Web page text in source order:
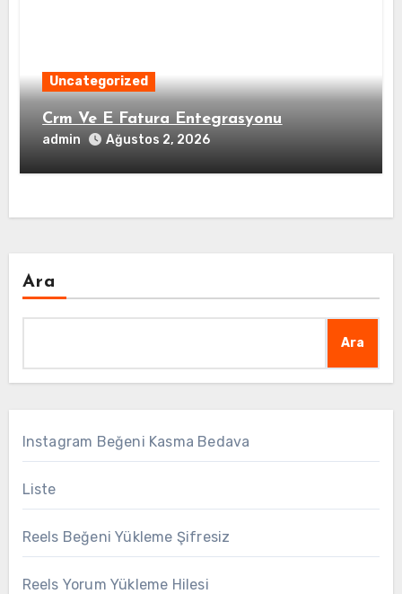
Uncategorized
Crm Ve E Fatura Entegrasyonu
admin Ağustos 2, 2026
Ara
Ara
Instagram Beğeni Kasma Bedava
Liste
Reels Beğeni Yükleme Şifresiz
Reels Yorum Yükleme Hilesi